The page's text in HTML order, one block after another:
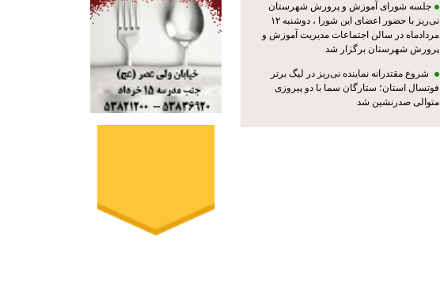
جلسه شورای آموزش و پرورش شهرستان
نی‌ریز با حضور اعضای این شورا ، دوشنبه ۱۲
مردادماه در سالن اجتماعات مدیریت آموزش و
پرورش شهرستان برگزار شد
شروع مقتدرانه نماینده نی‌ریز در لیگ برتر
فوتسال استان؛ ستارگان سما با دو پیروزی
متوالی صدرنشین شد